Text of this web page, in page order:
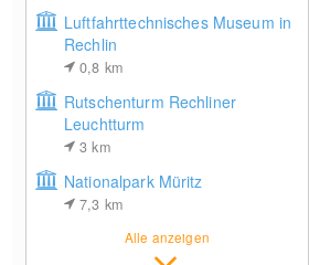
Luftfahrttechnisches Museum in
Rechlin
0,8 km
Rutschenturm Rechliner
Leuchtturm
3km
Nationalpark Müritz
7,3 km
Alle anzeigen